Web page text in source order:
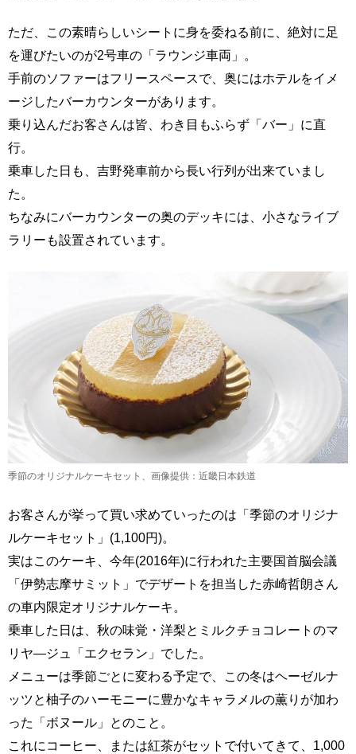
ただ、この素晴らしいシートに身を委ねる前に、絶対に足
を運びたいのが2号車の「ラウンジ車両」。
手前のソファーはフリースペースで、奥にはホテルをイメ
ージしたバーカウンターがあります。
乗り込んだお客さんは皆、わき目もふらず「バー」に直
行。
乗車した日も、吉野発車前から長い行列が出来ていまし
た。
ちなみにバーカウンターの奥のデッキには、小さなライブ
ラリーも設置されています。
季節のオリジナルケーキセット、画像提供：近畿日本鉄道
お客さんが挙って買い求めていったのは「季節のオリジナ
ルケーキセット」(1,100円)。
実はこのケーキ、今年(2016年)に行われた主要国首脳会議
「伊勢志摩サミット」でデザートを担当した赤崎哲朗さん
の車内限定オリジナルケーキ。
乗車した日は、秋の味覚・洋梨とミルクチョコレートのマ
リヤ―ジュ「エクセラン」でした。
メニューは季節ごとに変わる予定で、この冬はヘーゼルナ
ッツと柚子のハーモニーに豊かなキャラメルの薫りが加わ
った「ボヌール」とのこと。
これにコーヒー、または紅茶がセットで付いてきて、1,000